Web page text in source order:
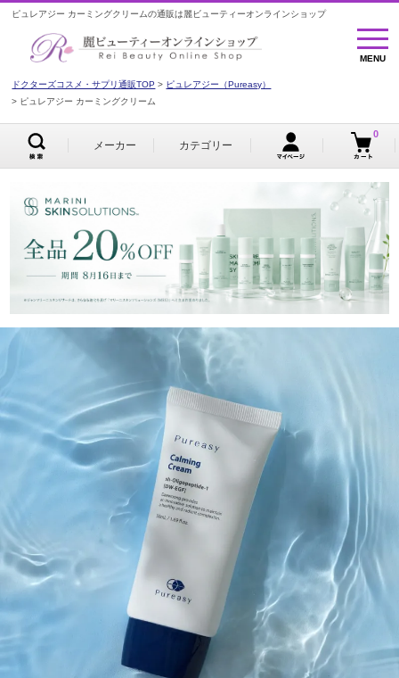
ピュレアジー カーミングクリームの通販は麗ビューティーオンラインショップ
MENU
MENU
ドクターズコスメ・サプリ通販TOP
ピュレアジー（Pureasy）
ピュレアジー カーミングクリーム
メーカー カテゴリー
0